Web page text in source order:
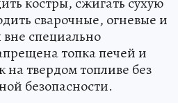
сварочные, огневые и
специально
топка печей и
на твердом топливе без
безопасности.